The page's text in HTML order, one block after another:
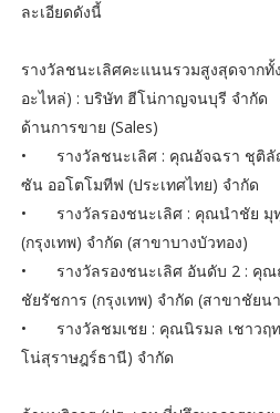
ละเอียดดังนี้
รางวัลชนะเลิศคะแนนรวมสูงสุดจากทั้
อะไหล่) : บริษัท ฮีโน่กาญจนบุรี จำกัด
ด้านการขาย (Sales)
•
รางวัลชนะเลิศ : คุณอัจฉรา ชุติ
ซัน ออโตโมทีฟ (ประเทศไทย) จำกัด
•
รางวัลรองชนะเลิศ : คุณนำชัย
(กรุงเทพ) จำกัด (สาขาบางบัวทอง)
•
รางวัลรองชนะเลิศ อันดับ 2 :
ชัยรัชการ (กรุงเทพ) จำกัด (สาขาชัยน
•
รางวัลชมเชย : คุณนิรมล เชาวฤ
โน่สุราษฎร์ธานี) จำกัด